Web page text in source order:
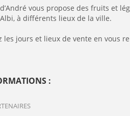
vous propose des fruits et
à différents lieux de la ville.
les jours et lieux de vente en vous
: